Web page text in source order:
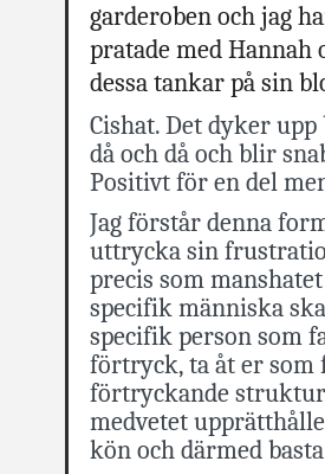
garderoben och jag
pratade med Hannah
dessa tankar på sin
Cishat. Det dyker
då och då och blir
Positivt för en del
Jag förstår denna
uttrycka sin
precis som
specifik människa
specifik person som
förtryck, ta åt er som
förtryckande
medvetet
kön och därmed